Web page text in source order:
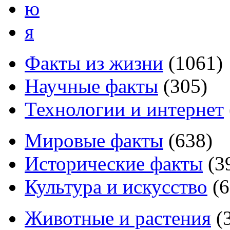
ю
я
Факты из жизни (1061)
Научные факты (305)
Технологии и интернет
Мировые факты (638)
Исторические факты (
Культура и искусство (
Животные и растения (